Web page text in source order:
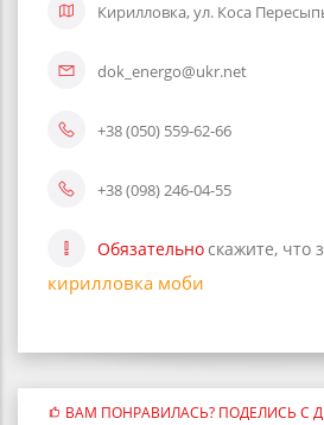
Кирилловка, ул. Коса
dok_energo@ukr.net
+38 (050) 559-62-66
+38 (098) 246-04-55
Обязательно скажите, что
кирилловка моби
ВАМ ПОНРАВИЛАСЬ? ПОДЕЛИСЬ С